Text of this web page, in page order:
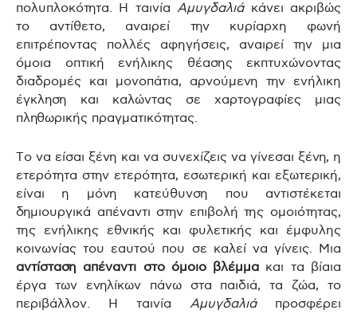
πολυπλοκότητα. Η ταινίαΑμυγδαλιάκάνει ακριβώς
το αντίθετο, αναιρεί την κυρίαρχη φωνή
επιτρέποντας πολλές αφηγήσεις, αναιρεί την μια
όμοια οπτική ενήλικης θέασης εκπτυχώνοντας
διαδρομές και μονοπάτια, αρνούμενη την ενήλικη
έγκληση και καλώντας σε χαρτογραφίες μιας
πληθωρικής πραγματικότητας.
Το να είσαι ξένη και να συνεχίζεις να γίνεσαι ξένη, η
ετερότητα στην ετερότητα, εσωτερική και εξωτερική,
είναι η μόνη κατεύθυνση που αντιστέκεται
δημιουργικά απέναντι στην επιβολή της ομοιότητας,
της ενήλικης εθνικής και φυλετικής και έμφυλης
κοινωνίας του εαυτού που σε καλεί να γίνεις. Μια
αντίσταση απέναντι στο όμοιο βλέμμα και τα βίαια
έργα των ενηλίκων πάνω στα παιδιά, τα ζώα, το
περιβάλλον. Η ταινία Αμυγδαλιάπροσφέρει